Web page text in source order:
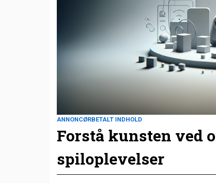
ANNONCØRBETALT INDHOLD
Forstå kunsten ved
spiloplevelser